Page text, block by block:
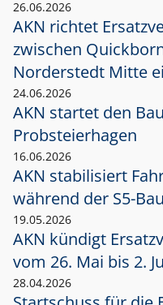
26.06.2026
AKN richtet
zwischen
Norderstedt Mitte
24.06.2026
AKN startet den
Probsteierhagen
16.06.2026
AKN stabilisiert
während der S5-
19.05.2026
AKN kündigt
vom 26. Mai bis 2.
28.04.2026